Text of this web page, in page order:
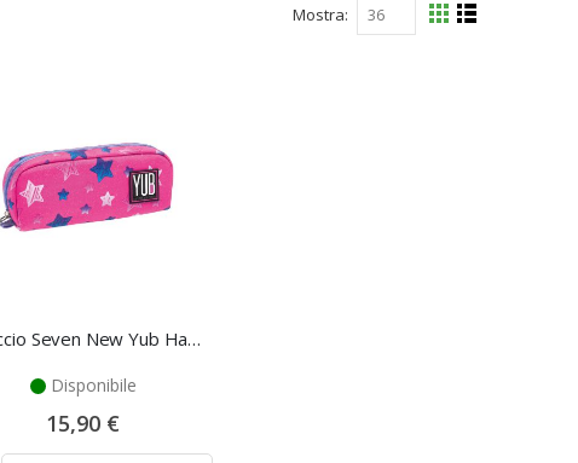
Mostra
Mostra
Griglia
Lista
Astuccio Seven New Yub Hayride
Disponibile
15,90 €